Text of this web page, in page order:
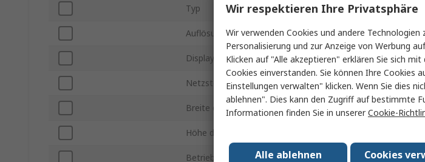
Typ Werkbank
Auflösung 6000
Displaytyp LCD-
Netzstecker Typ Typ C
Breite der Waagschale 300mm
Höhe der Waagschale
Betriebstemperatur min.
Wir respektieren Ihre Privatsphäre
Wir verwenden Cookies und andere
Personalisierung und zur Anzeige von Werbung
Klicken auf "Alle akzeptieren" erklären Sie sich
Cookies einverstanden. Sie können Ihre Cookies
Einstellungen verwalten" klicken. Wenn Sie dies
ablehnen". Dies kann den Zugriff auf bestimmte
Informationen finden Sie in unsererCookie-
Cookies
Alle ablehnen